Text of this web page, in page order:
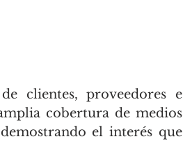
clientes, proveedores e
cobertura de medios
el interés que